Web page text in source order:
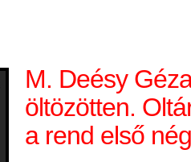
M. Deésy
öltözötten.
a rend első